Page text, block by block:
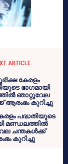
ARTICLE
പദ്ധതിയുടെ
മണ്ഡലത്തിൽ
ചന്തകൾക്ക്
കുറിച്ചു